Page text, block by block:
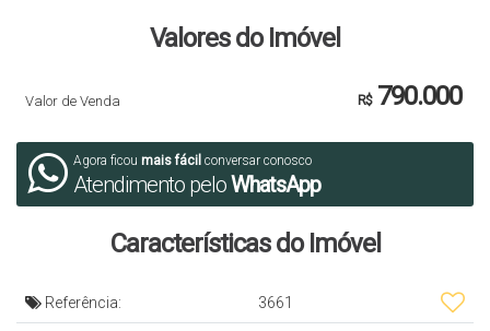
Valores do Imóvel
R$790.000
Valor de Venda
Agora ficou mais fácil conversar conosco
Atendimento peloWhatsApp
Características do Imóvel
Referência: 3661